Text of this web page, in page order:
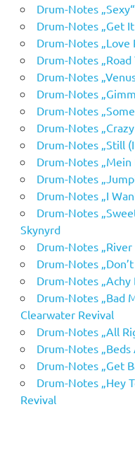
Drum-Notes
Drum-Notes „Get It
Drum-Notes „Love
Drum-Notes „Road
Drum-Notes
Drum-Notes
Drum-Notes
Drum-Notes
Drum-Notes „Still
Drum-Notes „Mein
Drum-Notes
Drum-Notes „I
Drum-Notes
Skynyrd
Drum-Notes „River
Drum-Notes
Drum-Notes „Achy
Drum-Notes „Bad
Clearwater Revival
Drum-Notes „All
Drum-Notes
Drum-Notes „Get
Drum-Notes „Hey
Revival